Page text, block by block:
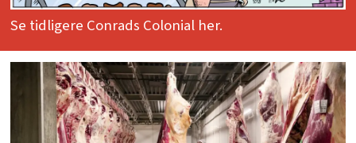
Se tidligere Conrads Colonial her.